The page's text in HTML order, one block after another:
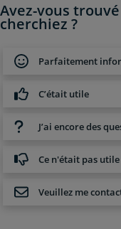
Avez-vous
cherchiez ?
Parfaitement
C’était utile
J’ai encore des
Ce n'était pas utile
Veuillez me